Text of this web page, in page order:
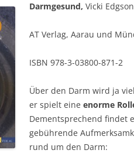
Darmgesund, Vicki
AT Verlag, Aarau und
ISBN 978-3-03800-871-2
Über den Darm wird ja
er spielt eine enorme
Dementsprechend findet
gebührende
rund um den Darm: